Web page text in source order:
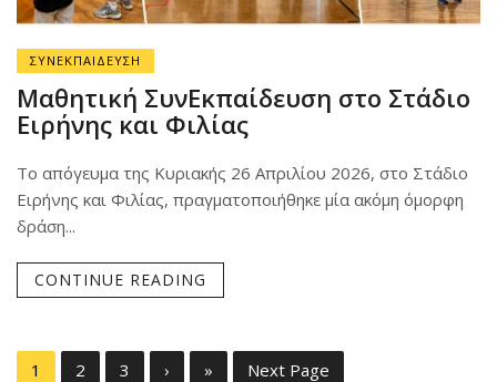
ΣΥΝΕΚΠΑΙΔΕΥΣΗ
Μαθητική ΣυνΕκπαίδευση στο Στάδιο
Ειρήνης και Φιλίας
Το απόγευμα της Κυριακής 26 Απριλίου 2026, στο Στάδιο
Ειρήνης και Φιλίας, πραγματοποιήθηκε μία ακόμη όμορφη
δράση...
CONTINUE READING
1 2 3 › » Next Page